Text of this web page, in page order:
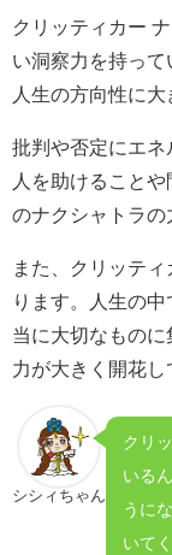
クリッティカー
い洞察力を持って
人生の方向性に大
批判や否定にエ
人を助けること
のナクシャトラの
また、クリッテ
ります。人生の
当に大切なもの
力が大きく開花し
シシィちゃん
クリ
いる
うに
いて